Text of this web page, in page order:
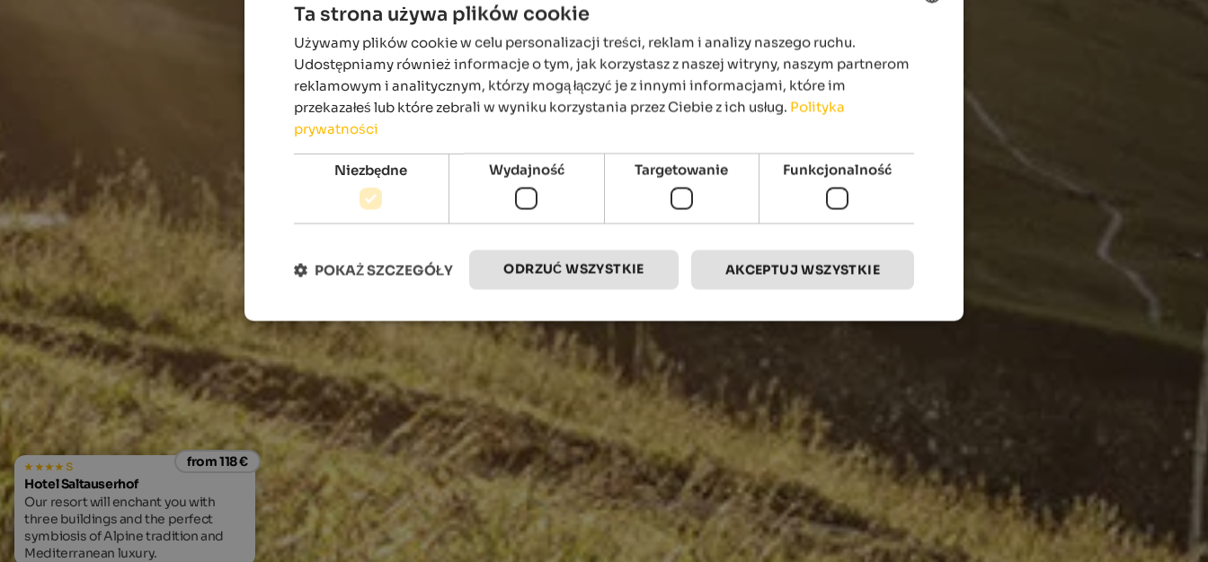
from 118 €
s
Hotel Saltauserhof
Our resort will enchant you with
three buildings and the perfect
symbiosis of Alpine tradition and
Mediterranean luxury.
POLISH
Ta strona używa plików cookie
Używamy plików cookie w celu personalizacji treści, reklam i analizy naszego ruchu.
Udostępniamy również informacje o tym, jak korzystasz z naszej witryny, naszym partnerom
reklamowym i analitycznym, którzy mogą łączyć je z innymi informacjami, które im
przekazałeś lub które zebrali w wyniku korzystania przez Ciebie z ich usług. Polityka
prywatności
Niezbędne Wydajność Targetowanie Funkcjonalność
AKCEPTUJ WSZYSTKIE
ODRZUĆ WSZYSTKIE
POKAŻ SZCZEGÓŁY